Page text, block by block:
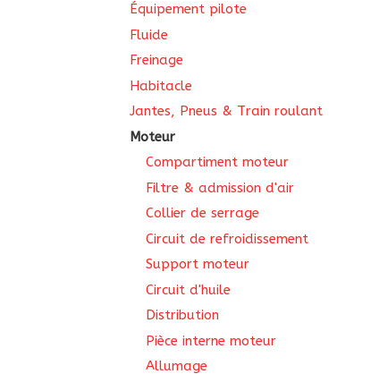
Équipement pilote
Fluide
Freinage
Habitacle
Jantes, Pneus & Train roulant
Moteur
Compartiment moteur
Filtre & admission d'air
Collier de serrage
Circuit de refroidissement
Support moteur
Circuit d'huile
Distribution
Pièce interne moteur
Allumage